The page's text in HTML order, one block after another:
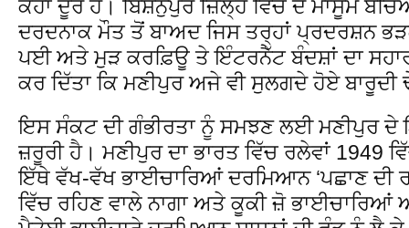
ਕੋਹਾਂ ਦੂਰ ਹੈ। ਬਿਸ਼ਨੁਪੁਰ ਜ਼ਿਲ੍ਹੇ ਵਿੱਚ ਦੋ ਮਾਸੂਮ
ਦਰਦਨਾਕ ਮੌਤ ਤੋਂ ਬਾਅਦ ਜਿਸ ਤਰ੍ਹਾਂ ਪ੍ਰਦਰਸ਼ਨ
ਪਈ ਅਤੇ ਮੁੜ ਕਰਫ਼ਿਊ ਤੇ ਇੰਟਰਨੈੱਟ ਬੰਦਸ਼ਾਂ ਦਾ
ਕਰ ਦਿੱਤਾ ਕਿ ਮਣੀਪੁਰ ਅਜੇ ਵੀ ਸੁਲਗਦੇ ਹੋਏ ਬਾਰੂਦੀ
ਇਸ ਸੰਕਟ ਦੀ ਗੰਭੀਰਤਾ ਨੂੰ ਸਮਝਣ ਲਈ ਮਣੀਪੁਰ ਦੇ
ਜ਼ਰੂਰੀ ਹੈ। ਮਣੀਪੁਰ ਦਾ ਭਾਰਤ ਵਿੱਚ ਰਲੇਵਾਂ 1949
ਇੱਥੇ ਵੱਖ-ਵੱਖ ਭਾਈਚਾਰਿਆਂ ਦਰਮਿਆਨ ‘ਪਛਾਣ ਦੀ
ਵਿੱਚ ਰਹਿਣ ਵਾਲੇ ਨਾਗਾ ਅਤੇ ਕੂਕੀ ਜ਼ੋ ਭਾਈਚਾਰਿਆਂ